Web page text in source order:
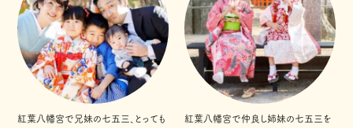
紅葉八幡宮で兄妹の七五三、とっても
紅葉八幡宮で仲良し姉妹の七五三を